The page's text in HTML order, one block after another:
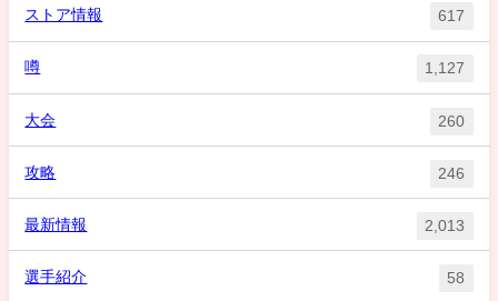
ストア情報 617
噂 1,127
大会 260
攻略 246
最新情報 2,013
選手紹介 58